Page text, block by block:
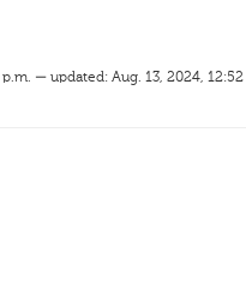
p.m. — updated: Aug. 13, 2024,